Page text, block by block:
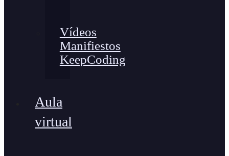
Vídeos
Manifiestos
KeepCoding
Aula
virtual